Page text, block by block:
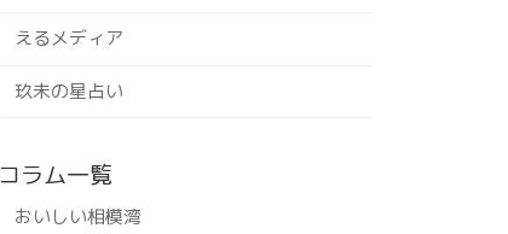
えるメディア
玖未の星占い
コラム一覧
おいしい相模湾